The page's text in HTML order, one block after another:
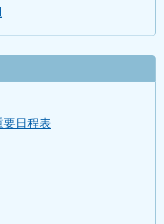
NoExamImitate_TL/
日程表